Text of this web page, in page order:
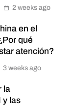
2 weeks ago
en el
qué
atención?
3 weeks ago
la
y las